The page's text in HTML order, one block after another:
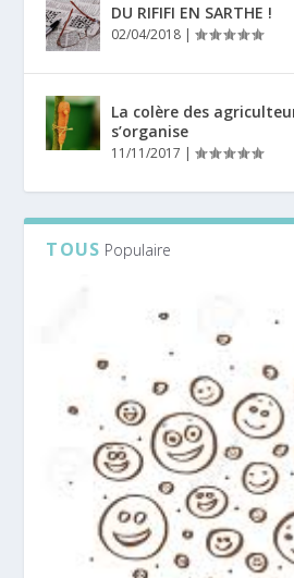
DU RIFIFI EN SARTHE !
02/04/2018 |
La colère des
s’organise
11/11/2017 |
TOUS Populaire